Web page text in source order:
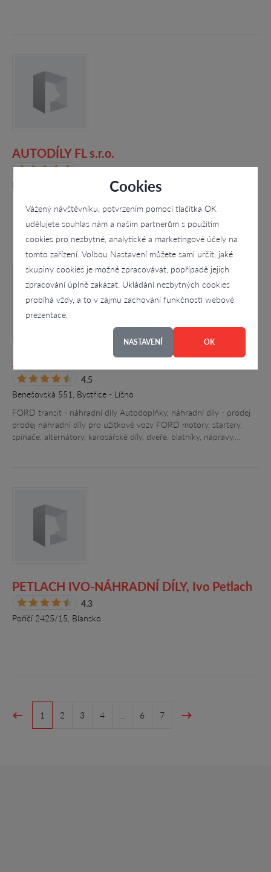
Cookies
Vážený návštěvníku, potvrzením pomocí tlačítka OK
udělujete souhlas nám a našim partnerům s použitím
cookies pro nezbytné, analytické a marketingové účely na
tomto zařízení. Volbou Nastavení můžete sami určit, jaké
skupiny cookies je možné zpracovávat, popřípadě jejich
zpracování úplně zakázat. Ukládání nezbytných cookies
probíhá vždy, a to v zájmu zachování funkčnosti webové
prezentace.
NASTAVENÍ OK
AUTODÍLY FL s.r.o.
4.8
Lešany 69, Lešany
Jaroslav Sekal
4.5
Benešovská 551, Bystřice - Líšno
FORD transit - náhradní díly Autodoplňky, náhradní díly - prodej
prodej náhradní díly pro užitkové vozy FORD motory, startery,
spínače, alternátory, karosářské díly, dveře, blatníky, nápravy,…
PETLACH IVO-NÁHRADNÍ DÍLY, Ivo Petlach
4.3
Poříčí 2425/15, Blansko
1 2 3 4 6 7